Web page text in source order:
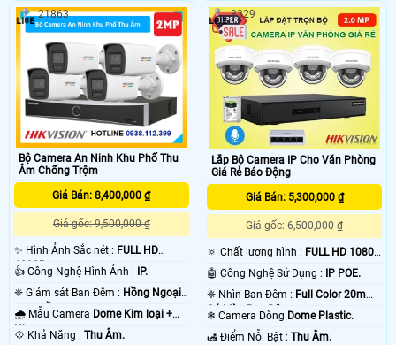
🖥 Camera chống trộm Hikvision hầu như loại camera nào cũng có khả
năng chống trộm Hikvision , tuy nhiên với những loại camera chống trộm
Hikvision không chuyên dụng thì có thể sẽ có những báo động giả khi
không có người, trên đây là những camera có báo động chống trộm
Hikvision với chức năng thông mình có nhiều ưu điểm và có thể cấu hình
để hạn chế tối đa báo động giả.
🎁 Có thể nóilắp camera có báo động chống trộmlà giải pháp để nâng cao
chất lượng cuộc sống. tuy nhiên camera báo động chống trộm Hikvision thì sẽ
không hoàn hảo bằng 1 bộ báo động chống trộm Hikvision chuyên nghiệp, vì
camera báo động chống trộm Hikvision sẽ có độ trể đáng kể khoảng 2- 3 phút
sau khi xẩy ra sự cố. chắc chắc camera nào cũng vậy thôi. vì ông nghệ báo
động chống trộm Hikvision của camera hoặt động thong qua mạng internet do
đó có độ trể là do mạng chứ không phải do thiết bị camera chống trộm
Hikvision . 💡
Bộ Camera An Ninh Khu Phố Thu
Âm Chống Trộm
Giá Bán: 8,400,000 ₫
Giá gốc: 9,500,000 ₫
✨ Hình Ảnh Sắc nét : FULL HD
1080P .
👍 Công Nghệ Hình Ảnh : IP.
❈ Giám sát Ban Đêm : Hồng Ngoại
10m Hồng Ngoại SMD.
🌧️ Mẫu Camera Dome Kim loại +
Nhựa.
️💠 Khả Năng : Thu Âm.
21863
Lắp Bộ Camera IP Cho Văn Phòng
Giá Rẻ Báo Động
Giá Bán: 5,300,000 ₫
Giá gốc: 6,500,000 ₫
🔅 Chất lượng hình : FULL HD 1080P
.
🤖️ Công Nghệ Sử Dụng :
IP POE.
❈ Nhìn Ban Đêm : Full Color 20m
Có Màu Ban Ðêm.
❄ Camera Dòng Dome Plastic.
️🛃 Điểm Nỗi Bật :Thu Âm.
8329